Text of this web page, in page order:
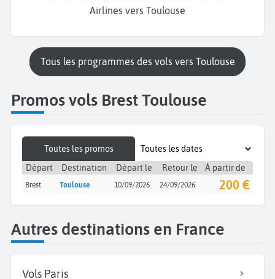
Airlines vers Toulouse
Tous les programmes des vols vers Toulouse
Promos vols Brest Toulouse
Toutes les promos
Départ
Destination Départ le Retour le À partir de
Brest Toulouse 10/09/2026 24/09/2026 200 €
Autres destinations en France
Vols Paris